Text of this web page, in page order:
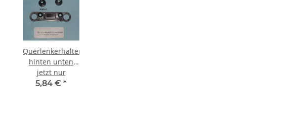
Querlenkerhalter
hinten unten
Jamara LX2-LX1 -
jetzt nur
5,84 € *